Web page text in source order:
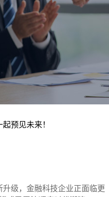
预见未来！
级，金融科技企业正面临更